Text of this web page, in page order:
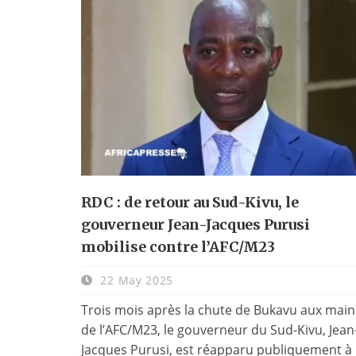
RDC : de retour au Sud-Kivu, le
gouverneur Jean-Jacques Purusi
mobilise contre l’AFC/M23
22 May 2025
Trois mois après la chute de Bukavu aux
de l’AFC/M23, le gouverneur du Sud-Kivu,
Jacques Purusi, est réapparu publiquement à